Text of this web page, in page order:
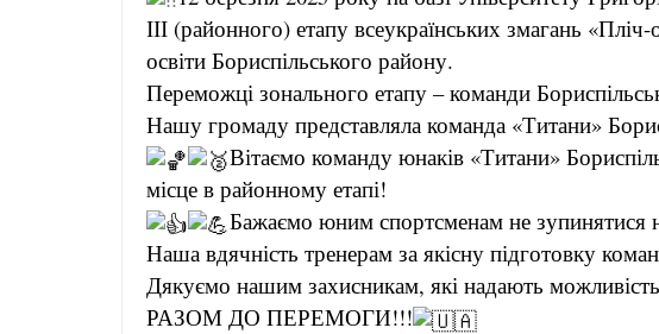
ІІІ (районного) етапу всеукраїнських змагань «Пліч-
освіти Бориспільського району.
Переможці зонального етапу – команди
Нашу громаду представляла команда «Титани»
Вітаємо команду юнаків «Титани»
місце в районному етапі!
Бажаємо юним спортсменам не зупинятися
Наша вдячність тренерам за якісну підготовку
Дякуємо нашим захисникам, які надають
РАЗОМ ДО ПЕРЕМОГИ!!!